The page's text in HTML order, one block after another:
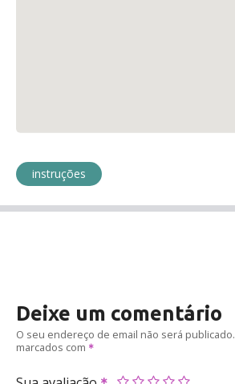
instruções
Deixe um comentário
O seu endereço de email não será publicado.
marcados com